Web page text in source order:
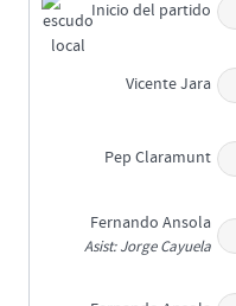
Inicio del partido
Vicente Jara
Pep Claramunt
Fernando Ansola
Asist: Jorge Cayuela